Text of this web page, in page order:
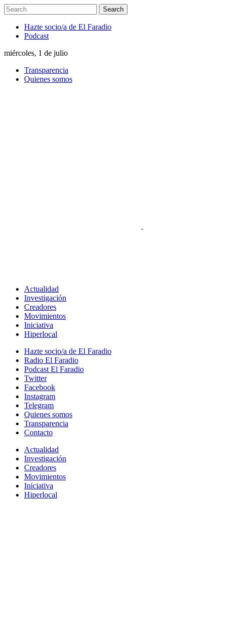
Hazte socio/a de El Faradio
Podcast
miércoles, 1 de julio
Transparencia
Quienes somos
Actualidad
Investigación
Creadores
Movimientos
Iniciativa
Hiperlocal
Hazte socio/a de El Faradio
Radio El Faradio
Podcast El Faradio
Twitter
Facebook
Instagram
Telegram
Quienes somos
Transparencia
Contacto
Actualidad
Investigación
Creadores
Movimientos
Iniciativa
Hiperlocal